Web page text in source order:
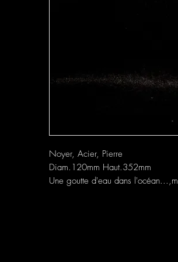
Noyer, Acier, Pierre
Diam.120mm Haut.352mm
Une goutte d'eau dans